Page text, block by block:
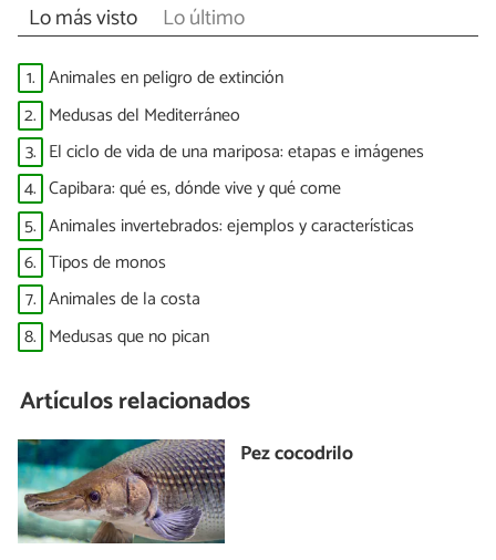
Lo más visto Lo último
1. Animales en peligro de extinción
2. Medusas del Mediterráneo
3. El ciclo de vida de una mariposa: etapas e imágenes
4. Capibara: qué es, dónde vive y qué come
5. Animales invertebrados: ejemplos y características
6. Tipos de monos
7. Animales de la costa
8. Medusas que no pican
Artículos relacionados
Pez cocodrilo